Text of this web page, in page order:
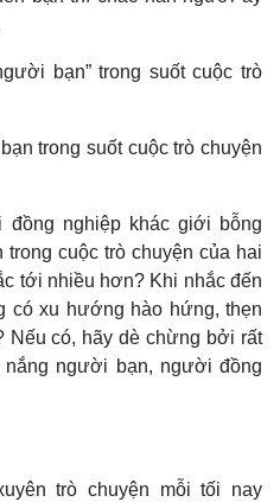
Quân sự - Quốc phòng
Vũ khí
Việt Nam
Phân tích
bạn” trong suốt cuộc trò
trong suốt cuộc trò chuyện
nghiệp khác giới bỗng
cuộc trò chuyện của hai
tới nhiều hơn? Khi nhắc đến
xu hướng hào hứng, thẹn
Nếu có, hãy dè chừng bởi rất
người bạn, người đồng
trò chuyện mỗi tối nay